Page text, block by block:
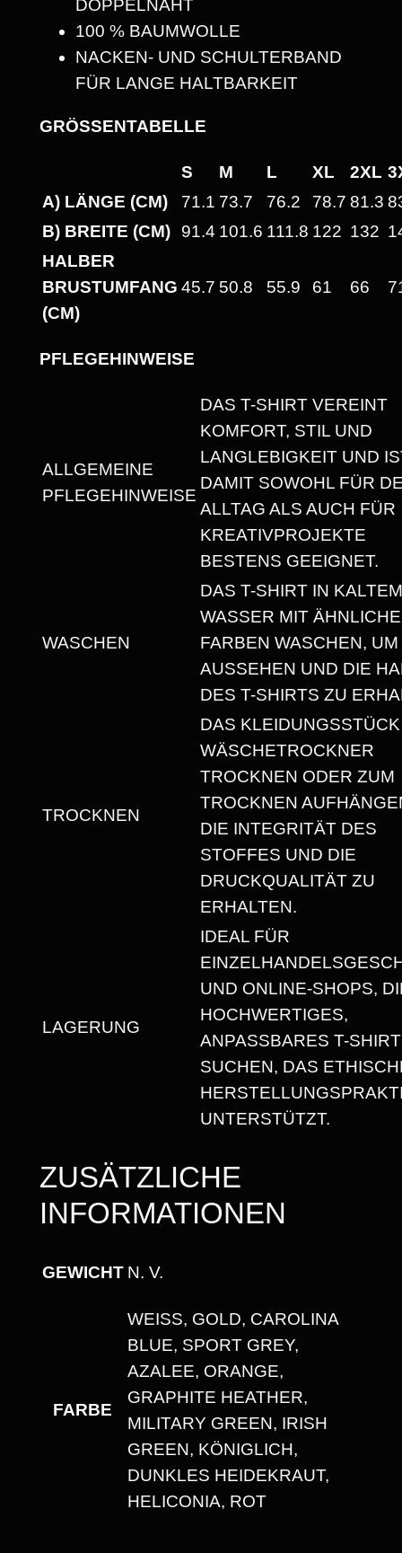
H
V
Y
W
E
H
S
H
A
H
N
T
DOPPELNAHT
100 % BAUMWOLLE
NACKEN- UND SCHULTERBAND
FÜR LANGE HALTBARKEIT
GRÖSSENTABELLE
S M L XL 2XL
A) LÄNGE (CM)
71.1 73.7 76.2 78.7 81.3
B) BREITE (CM)
91.4 101.6 111.8 122 132
HALBER
BRUSTUMFANG
(CM)
45.7 50.8 55.9 61 66
PFLEGEHINWEISE
ALLGEMEINE
PFLEGEHINWEISE
DAS T-SHIRT VEREINT
KOMFORT, STIL UND
LANGLEBIGKEIT UND
DAMIT SOWOHL FÜR
ALLTAG ALS AUCH FÜR
KREATIVPROJEKTE
BESTENS GEEIGNET.
WASCHEN
DAS T-SHIRT IN KALTEM
WASSER MIT
FARBEN WASCHEN,
AUSSEHEN UND DIE
DES T-SHIRTS ZU
TROCKNEN
DAS
WÄSCHETROCKNER
TROCKNEN ODER ZUM
TROCKNEN
DIE INTEGRITÄT DES
STOFFES UND DIE
DRUCKQUALITÄT ZU
ERHALTEN.
LAGERUNG
IDEAL FÜR
UND ONLINE-SHOPS,
HOCHWERTIGES,
ANPASSBARES T-SHIRT
SUCHEN, DAS
UNTERSTÜTZT.
ZUSÄTZLICHE
INFORMATIONEN
GEWICHT N. V.
FARBE
WEISS, GOLD, CAROLINA B
LUE, SPORT GREY, A
ZALEE, ORANGE, G
RAPHITE HEATHER, M
ILITARY GREEN, IRISH G
REEN, KÖNIGLICH, D
UNKLES HEIDEKRAUT, H
ELICONIA, ROT